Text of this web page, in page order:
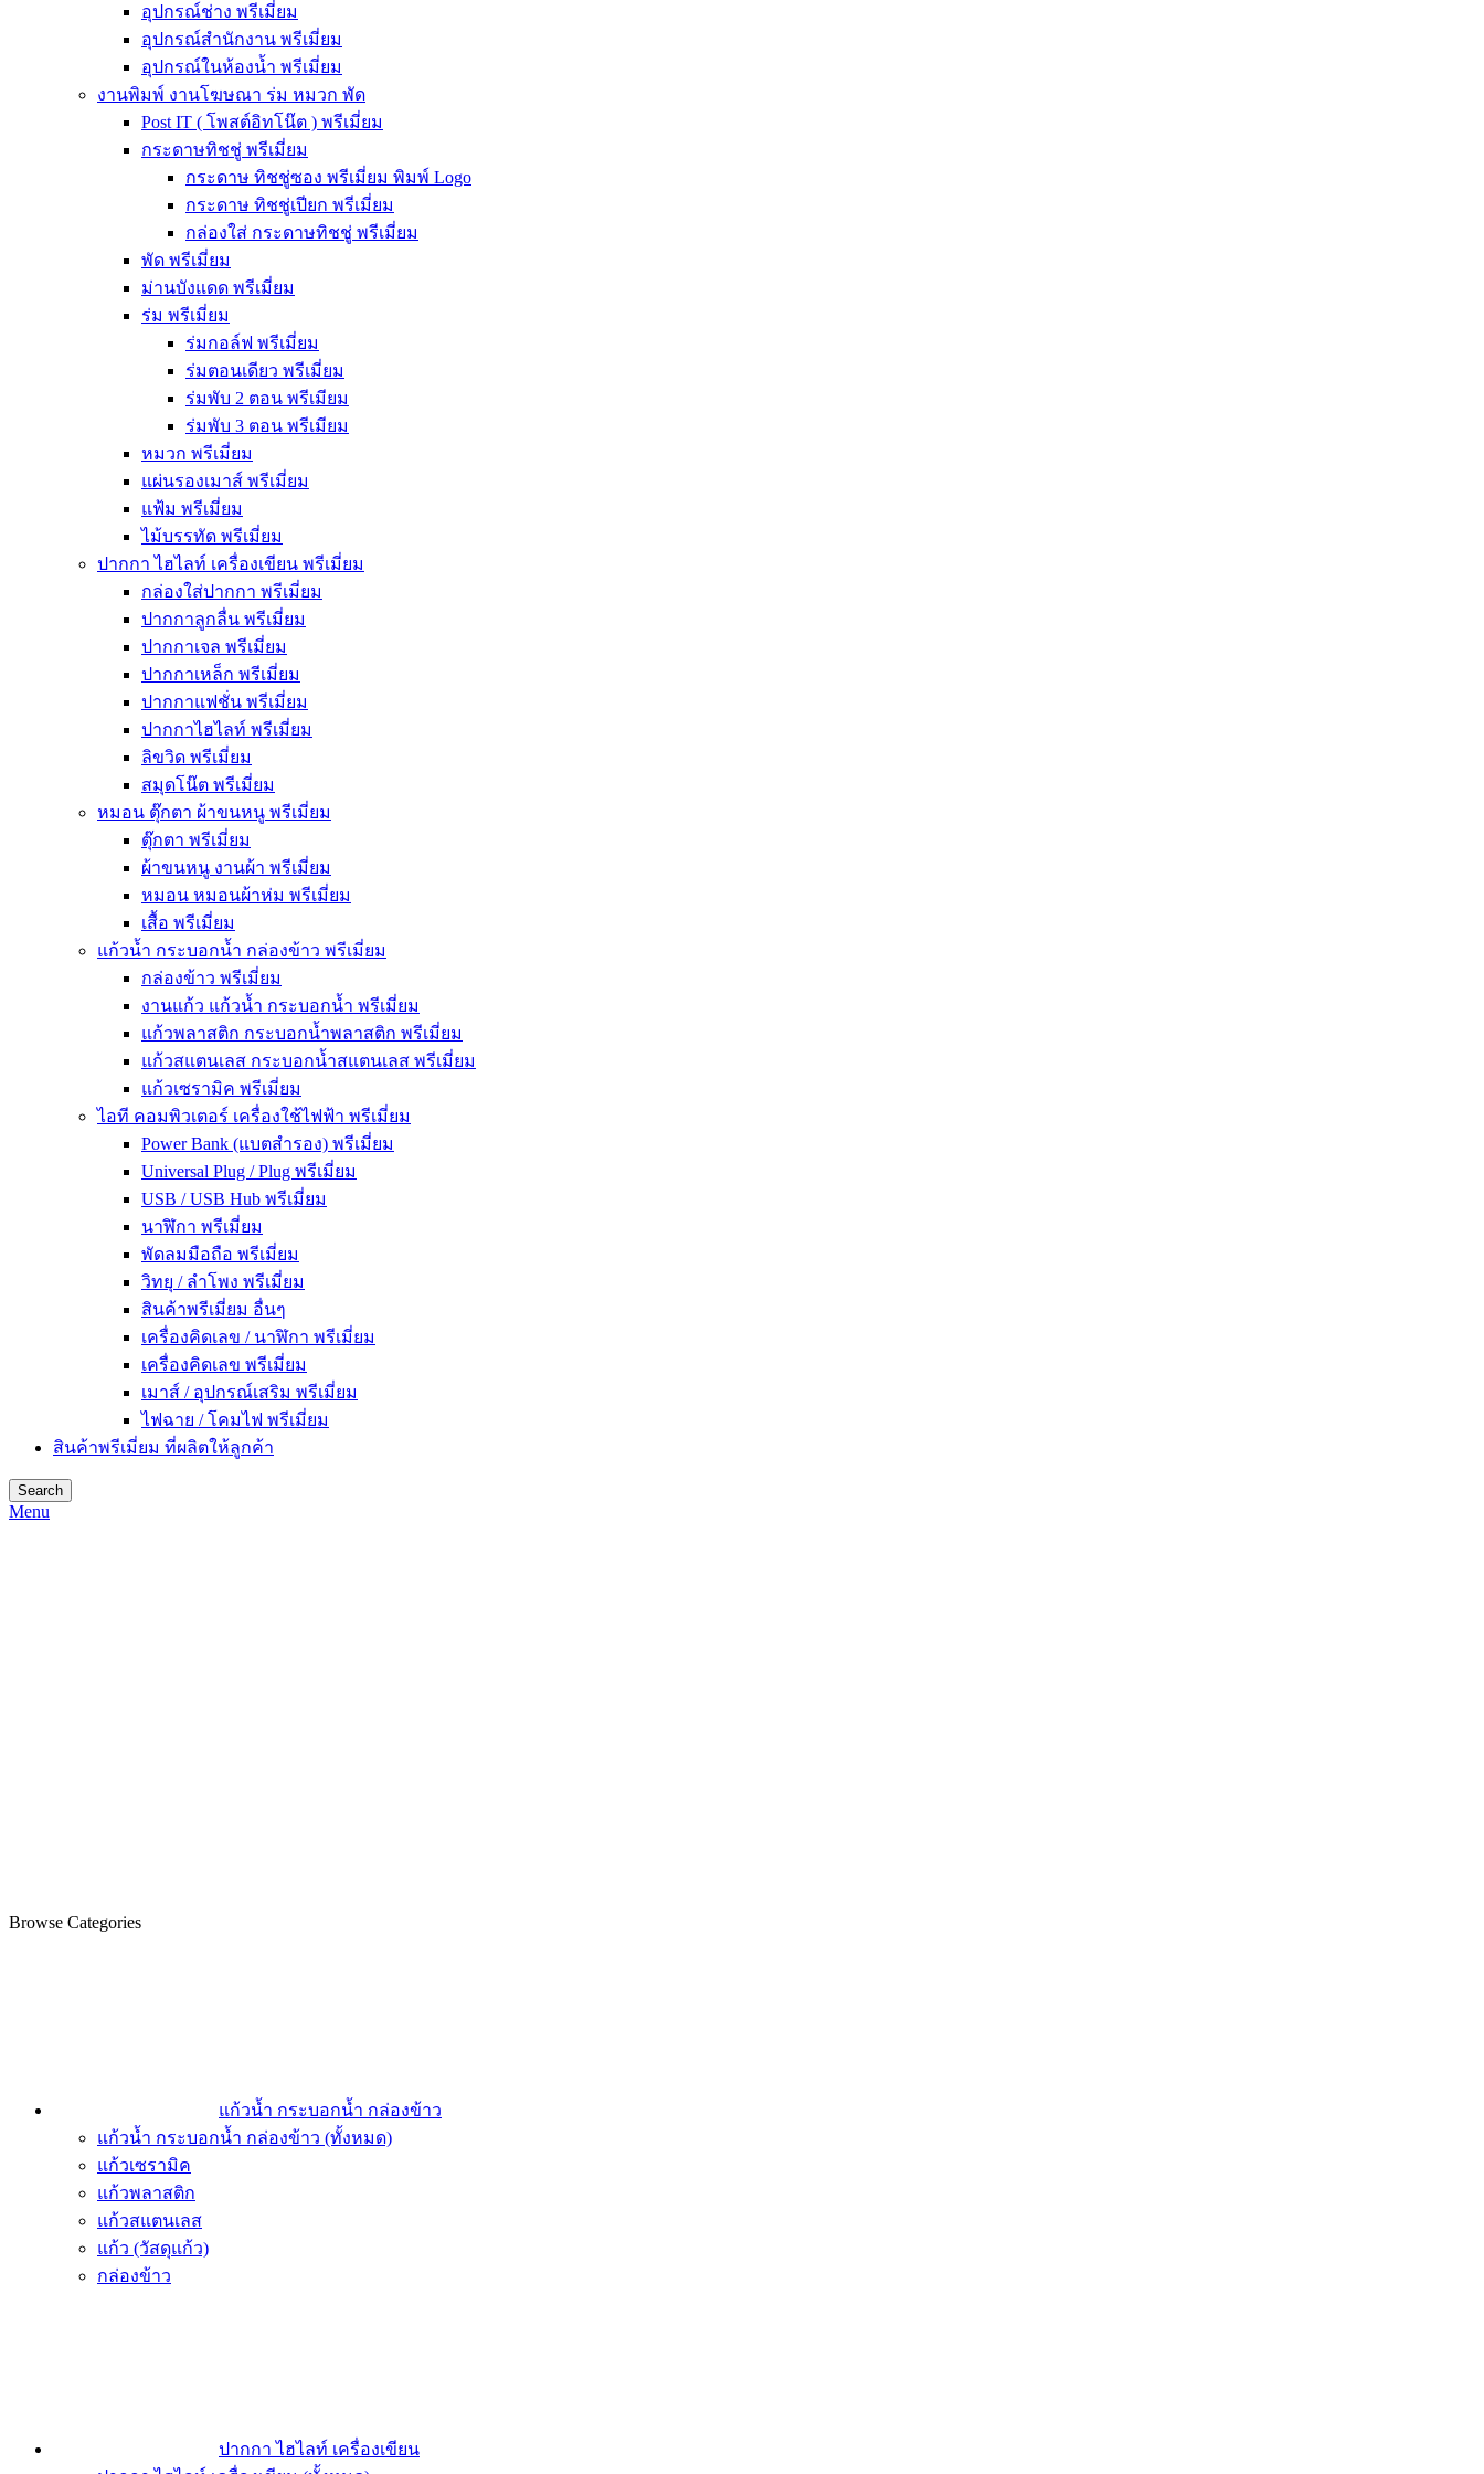
อุปกรณ์ช่าง พรีเมี่ยม
อุปกรณ์สำนักงาน พรีเมี่ยม
อุปกรณ์ในห้องน้ำ พรีเมี่ยม
งานพิมพ์ งานโฆษณา ร่ม หมวก พัด
Post IT ( โพสต์อิทโน๊ต ) พรีเมี่ยม
กระดาษทิชชู่ พรีเมี่ยม
กระดาษ ทิชชู่ซอง พรีเมี่ยม พิมพ์ Logo
กระดาษ ทิชชู่เปียก พรีเมี่ยม
กล่องใส่ กระดาษทิชชู่ พรีเมี่ยม
พัด พรีเมี่ยม
ม่านบังแดด พรีเมี่ยม
ร่ม พรีเมี่ยม
ร่มกอล์ฟ พรีเมี่ยม
ร่มตอนเดียว พรีเมี่ยม
ร่มพับ 2 ตอน พรีเมียม
ร่มพับ 3 ตอน พรีเมียม
หมวก พรีเมี่ยม
แผ่นรองเมาส์ พรีเมี่ยม
แฟ้ม พรีเมี่ยม
ไม้บรรทัด พรีเมี่ยม
ปากกา ไฮไลท์ เครื่องเขียน พรีเมี่ยม
กล่องใส่ปากกา พรีเมี่ยม
ปากกาลูกลื่น พรีเมี่ยม
ปากกาเจล พรีเมี่ยม
ปากกาเหล็ก พรีเมี่ยม
ปากกาแฟชั่น พรีเมี่ยม
ปากกาไฮไลท์ พรีเมี่ยม
ลิขวิด พรีเมี่ยม
สมุดโน๊ต พรีเมี่ยม
หมอน ตุ๊กตา ผ้าขนหนู พรีเมี่ยม
ตุ๊กตา พรีเมี่ยม
ผ้าขนหนู งานผ้า พรีเมี่ยม
หมอน หมอนผ้าห่ม พรีเมี่ยม
เสื้อ พรีเมี่ยม
แก้วน้ำ กระบอกน้ำ กล่องข้าว พรีเมี่ยม
กล่องข้าว พรีเมี่ยม
งานแก้ว แก้วน้ำ กระบอกน้ำ พรีเมี่ยม
แก้วพลาสติก กระบอกน้ำพลาสติก พรีเมี่ยม
แก้วสแตนเลส กระบอกน้ำสแตนเลส พรีเมี่ยม
แก้วเซรามิค พรีเมี่ยม
ไอที คอมพิวเตอร์ เครื่องใช้ไฟฟ้า พรีเมี่ยม
Power Bank (แบตสำรอง) พรีเมี่ยม
Universal Plug / Plug พรีเมี่ยม
USB / USB Hub พรีเมี่ยม
นาฬิกา พรีเมี่ยม
พัดลมมือถือ พรีเมี่ยม
วิทยุ / ลำโพง พรีเมี่ยม
สินค้าพรีเมี่ยม อื่นๆ
เครื่องคิดเลข / นาฬิกา พรีเมี่ยม
เครื่องคิดเลข พรีเมี่ยม
เมาส์ / อุปกรณ์เสริม พรีเมี่ยม
ไฟฉาย / โคมไฟ พรีเมี่ยม
สินค้าพรีเมี่ยม ที่ผลิตให้ลูกค้า
Search
Menu
Browse Categories
แก้วน้ำ กระบอกน้ำ กล่องข้าว
แก้วน้ำ กระบอกน้ำ กล่องข้าว (ทั้งหมด)
แก้วเซรามิค
แก้วพลาสติก
แก้วสแตนเลส
แก้ว (วัสดุแก้ว)
กล่องข้าว
ปากกา ไฮไลท์ เครื่องเขียน